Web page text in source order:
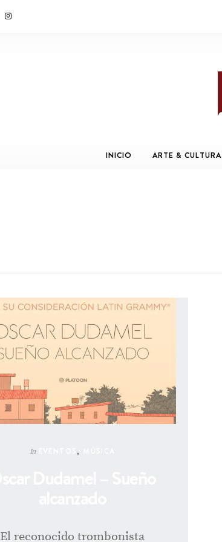
INICIO ARTE & CULTURA
In EVENTOS,
El reconocido trombonista